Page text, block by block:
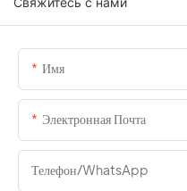
Имя
Электронная Почта
Телефон/WhatsApp